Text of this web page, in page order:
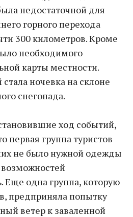
недостаточной для
горного перехода
300 километров. Кроме
необходимого
карты местности.
ночевка на склоне
снегопада.
ход событий,
первая группа туристов
не было нужной одежды
Еще одна группа, которую
предприняла попытку
ветер к заваленной